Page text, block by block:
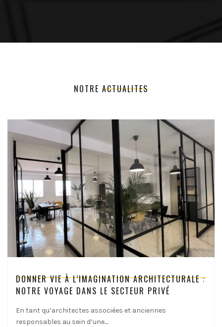
NOTRE ACTUALITES
DONNER VIE À L’IMAGINATION ARCHITECTURALE :
NOTRE VOYAGE DANS LE SECTEUR PRIVÉ
En tant qu’architectes associées et anciennes
responsables au sein d’une…